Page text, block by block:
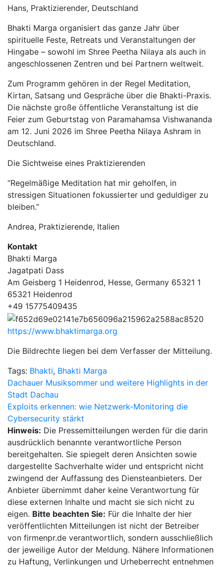
Hans, Praktizierender, Deutschland
Bhakti Marga organisiert das ganze Jahr über
spirituelle Feste, Retreats und Veranstaltungen der
Hingabe – sowohl im Shree Peetha Nilaya als auch in
angeschlossenen Zentren und bei Partnern weltweit.
Zum Programm gehören in der Regel Meditation,
Kirtan, Satsang und Gespräche über die Bhakti-Praxis.
Die nächste große öffentliche Veranstaltung ist die
Feier zum Geburtstag von Paramahamsa Vishwananda
am 12. Juni 2026 im Shree Peetha Nilaya Ashram in
Deutschland.
Die Sichtweise eines Praktizierenden
“Regelmäßige Meditation hat mir geholfen, in
stressigen Situationen fokussierter und geduldiger zu
bleiben.”
Andrea, Praktizierende, Italien
Kontakt
Bhakti Marga
Jagatpati Dass
Am Geisberg 1 Heidenrod, Hesse, Germany 65321 1
65321 Heidenrod
+49 15775409435
https://www.bhaktimarga.org
Die Bildrechte liegen bei dem Verfasser der Mitteilung.
Tags: Bhakti, Bhakti Marga
Beitragsnavigation
Dachauer Musiksommer und weitere Highlights in der
Stadt Dachau
Exploits erkennen: wie Netzwerk-Monitoring die
Cybersecurity stärkt
Hinweis: Die Pressemitteilungen werden für die darin
ausdrücklich benannte verantwortliche Person
bereitgehalten. Sie spiegelt deren Ansichten sowie
dargestellte Sachverhalte wider und entspricht nicht
zwingend der Auffassung des Diensteanbieters. Der
Anbieter übernimmt daher keine Verantwortung für
diese externen Inhalte und macht sie sich nicht zu
eigen. Bitte beachten Sie: Für die Inhalte der hier
veröffentlichten Mitteilungen ist nicht der Betreiber
von firmenpr.de verantwortlich, sondern ausschließlich
der jeweilige Autor der Meldung. Nähere Informationen
zu Haftung, Verlinkungen und Urheberrecht entnehmen